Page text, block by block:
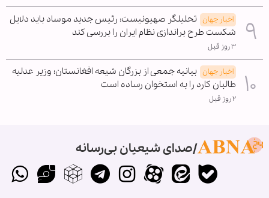
اخبار جهان تحلیلگر صهیونیست: رئیس جدید موساد باید دلایل
شکست طرح براندازی نظام ایران را بررسی کند
۳ روز قبل
اخبار جهان بیانیه جمعی از بزرگان شیعه افغانستان؛ وزیر عدلیه
طالبان کارد را به استخوان رساده است
۲ روز قبل
صدای شیعیان بی‌رسانه